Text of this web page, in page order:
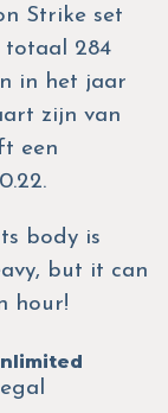
Strike set
totaal 284
in het jaar
zijn van
een
body is
but it can
hour!